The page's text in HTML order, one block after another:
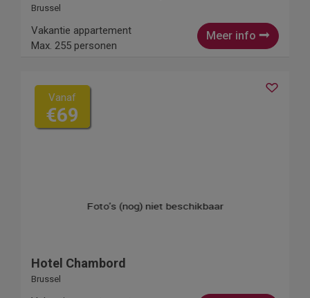
Brussel
Meer info
Vakantie appartement
Max. 255 personen
Vanaf
€69
Hotel Chambord
Brussel